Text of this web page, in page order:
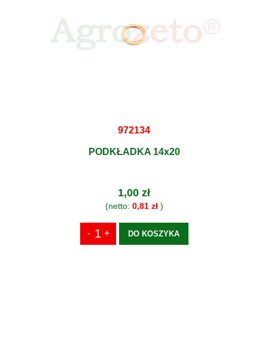
972134
PODKŁADKA 14x20
1,00 zł
(netto: 0,81 zł)
DO KOSZYKA